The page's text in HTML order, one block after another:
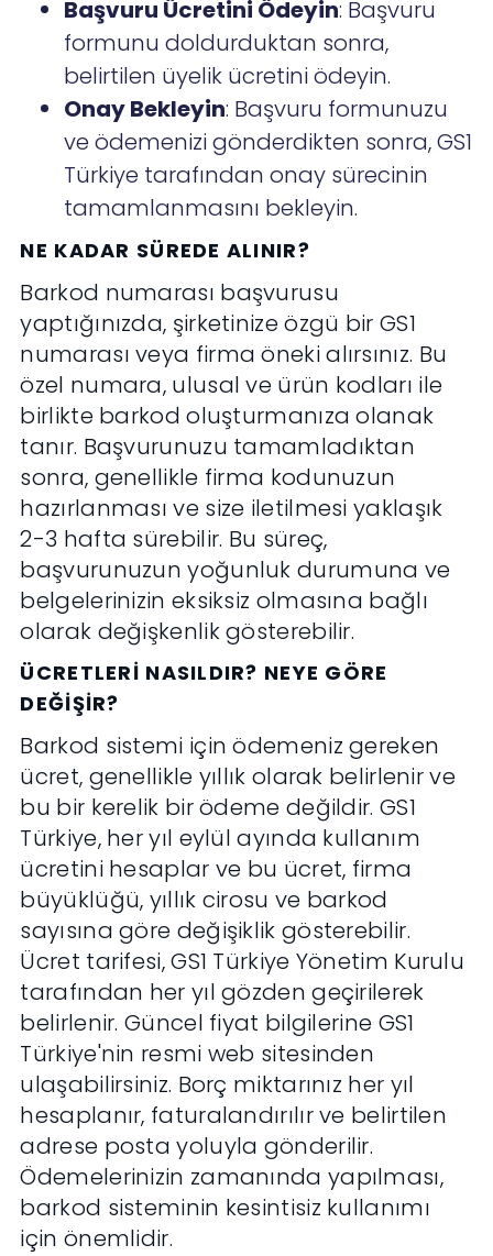
Başvuru Ücretini Ödeyin: Başvuru
formunu doldurduktan sonra,
belirtilen üyelik ücretini ödeyin.
Onay Bekleyin: Başvuru formunuzu
ve ödemenizi gönderdikten sonra, GS1
Türkiye tarafından onay sürecinin
tamamlanmasını bekleyin.
NE KADAR SÜREDE ALINIR?
Barkod numarası başvurusu
yaptığınızda, şirketinize özgü bir GS1
numarası veya firma öneki alırsınız. Bu
özel numara, ulusal ve ürün kodları ile
birlikte barkod oluşturmanıza olanak
tanır. Başvurunuzu tamamladıktan
sonra, genellikle firma kodunuzun
hazırlanması ve size iletilmesi yaklaşık
2-3 hafta sürebilir. Bu süreç,
başvurunuzun yoğunluk durumuna ve
belgelerinizin eksiksiz olmasına bağlı
olarak değişkenlik gösterebilir.
ÜCRETLERI NASILDIR? NEYE GÖRE
DEĞIŞIR?
Barkod sistemi için ödemeniz gereken
ücret, genellikle yıllık olarak belirlenir ve
bu bir kerelik bir ödeme değildir. GS1
Türkiye, her yıl eylül ayında kullanım
ücretini hesaplar ve bu ücret, firma
büyüklüğü, yıllık cirosu ve barkod
sayısına göre değişiklik gösterebilir.
Ücret tarifesi, GS1 Türkiye Yönetim Kurulu
tarafından her yıl gözden geçirilerek
belirlenir. Güncel fiyat bilgilerine GS1
Türkiye'nin resmi web sitesinden
ulaşabilirsiniz. Borç miktarınız her yıl
hesaplanır, faturalandırılır ve belirtilen
adrese posta yoluyla gönderilir.
Ödemelerinizin zamanında yapılması,
barkod sisteminin kesintisiz kullanımı
için önemlidir.